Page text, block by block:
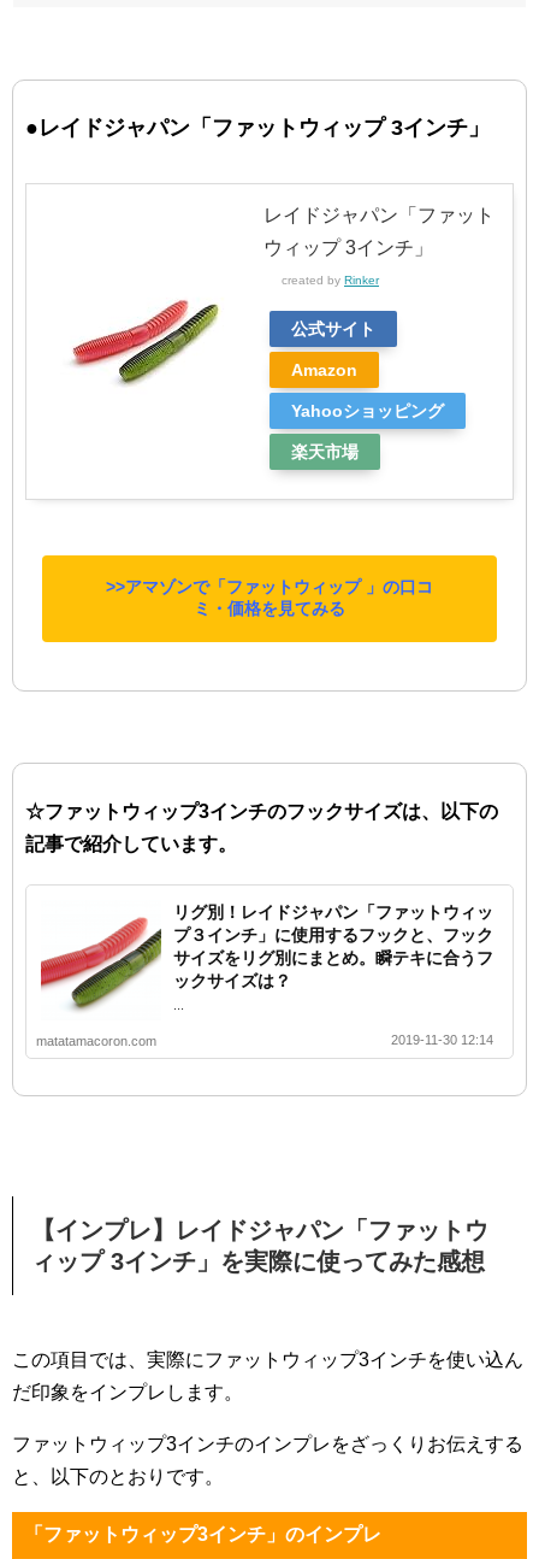
●レイドジャパン「ファットウィップ 3インチ」
レイドジャパン「ファット
ウィップ 3インチ」
created by Rinker
公式サイト
Amazon
Yahooショッピング
楽天市場
>>アマゾンで「ファットウィップ 」の口コ
ミ・価格を見てみる
☆ファットウィップ3インチのフックサイズは、以下の
記事で紹介しています。
リグ別！レイドジャパン「ファットウィッ
プ３インチ」に使用するフックと、フック
サイズをリグ別にまとめ。瞬テキに合うフ
ックサイズは？
matatamacoron.com 2019-11-30 12:14
【インプレ】レイドジャパン「ファットウ
ィップ 3インチ」を実際に使ってみた感想
この項目では、実際にファットウィップ3インチを使い込ん
だ印象をインプレします。
ファットウィップ3インチのインプレをざっくりお伝えする
と、以下のとおりです。
「ファットウィップ3インチ」のインプレ